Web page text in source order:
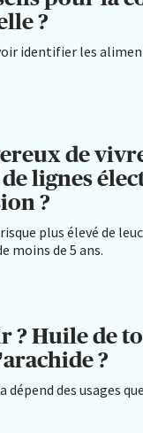
?
identifier les
de
lignes
?
plus élevé de
moins de 5 ans.
? Huile de
?
dépend des usages